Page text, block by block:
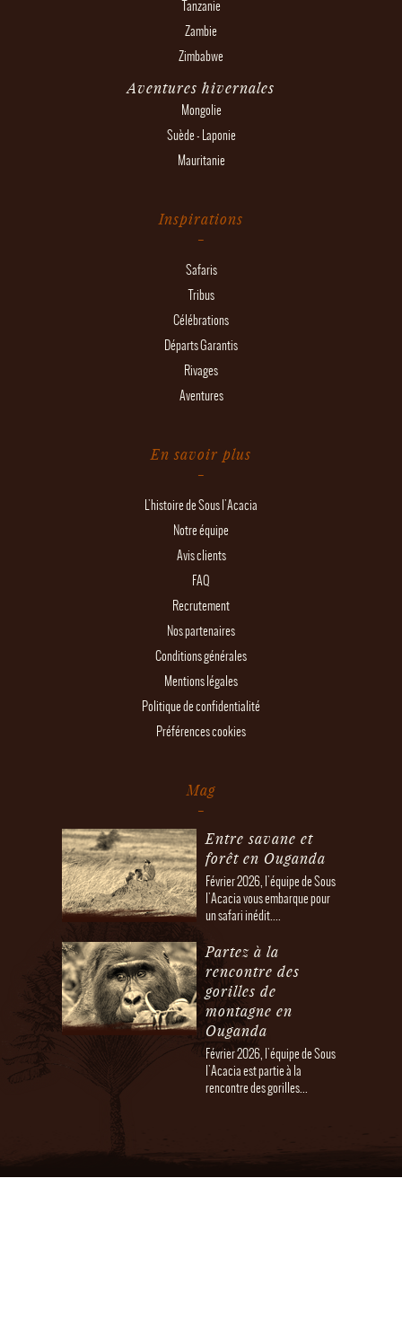
Tanzanie
Zambie
Zimbabwe
Aventures hivernales
Mongolie
Suède - Laponie
Mauritanie
Inspirations
Safaris
Tribus
Célébrations
Départs Garantis
Rivages
Aventures
En savoir plus
L'histoire de Sous l'Acacia
Notre équipe
Avis clients
FAQ
Recrutement
Nos partenaires
Conditions générales
Mentions légales
Politique de confidentialité
Préférences cookies
Mag
Entre savane et
forêt en Ouganda
Février 2026, l'équipe de Sous
l'Acacia vous embarque pour
un safari inédit....
Partez à la
rencontre des
gorilles de
montagne en
Ouganda
Février 2026, l'équipe de Sous
l'Acacia est partie à la
rencontre des gorilles...